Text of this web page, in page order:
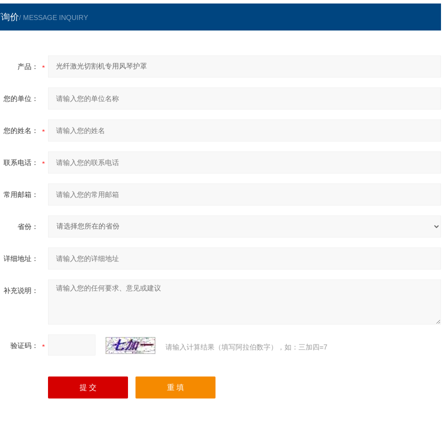
价/ MESSAGE INQUIRY
产品：
您的单位：
您的姓名：
联系电话：
常用邮箱：
省份：
详细地址：
补充说明：
验证码： 请输入计算结果（填写阿拉伯数字），如：三加四=7